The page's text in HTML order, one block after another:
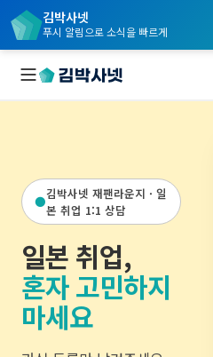
김박사넷
푸시 알림으로 소식을 빠르게
국내대학원 정보
연구실&오픈랩
커뮤니티
커리어
유학교육
●김박사넷 재팬라운지 · 일
본 취업 1:1 상담
일본 취업,
혼자 고민하지
마세요